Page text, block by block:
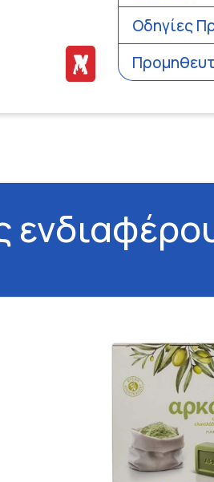
Οδηγίες